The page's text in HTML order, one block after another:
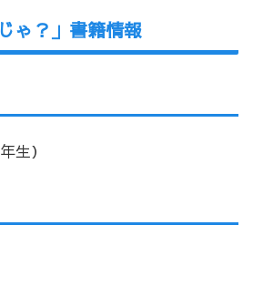
ゃ？」書籍情報
生）